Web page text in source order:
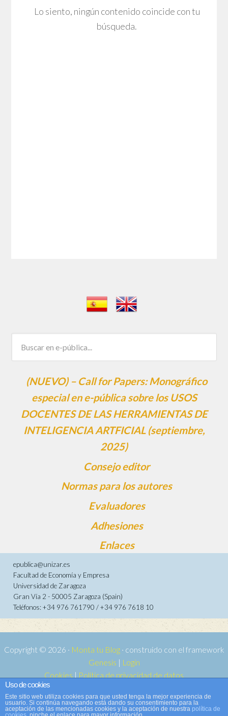
Lo siento, ningún contenido coincide con tu
búsqueda.
(NUEVO) – Call for Papers: Monográfico
especial en e-pública sobre los USOS
DOCENTES DE LAS HERRAMIENTAS DE
INTELIGENCIA ARTFICIAL (septiembre,
2025)
Consejo editor
Normas para los autores
Evaluadores
Adhesiones
Enlaces
epublica@unizar.es
Facultad de Economía y Empresa
Universidad de Zaragoza
Gran Vía 2 - 50005 Zaragoza (Spain)
Teléfonos: +34 976 761790 / +34 976 7618 10
Copyright © 2026 · Monta tu Blog· construido con el framework
Genesis | Login
Cookies | Política de privacidad de datos
Copyright © 2026 ·
WordPress·Acceder
Uso de cookies
Este sitio web utiliza cookies para que usted tenga la mejor experiencia de
usuario. Si continúa navegando está dando su consentimiento para la
aceptación de las mencionadas cookies y la aceptación de nuestra política de